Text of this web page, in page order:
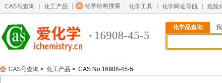
CAS号查询 化工产品 化学结构搜索 化学工具 化学网址导航 危险
16908-45-5
化学品查询
CAS号查询 > 化工产品 > CAS No.16908-45-5